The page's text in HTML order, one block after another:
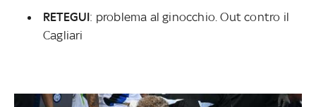
RETEGUI: problema al ginocchio. Out contro il
Cagliari